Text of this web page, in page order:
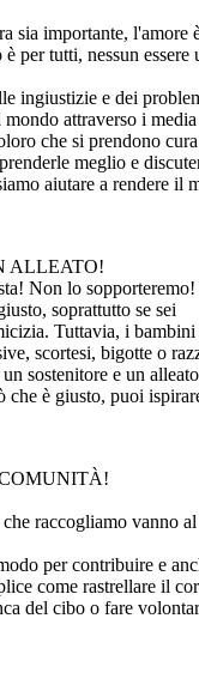
sia importante, l'amore
per tutti, nessun essere
ingiustizie e dei
attraverso i
che si prendono
meglio e
aiutare a rendere il
ALLEATO!
Non lo sopporteremo!
soprattutto se sei
Tuttavia, i bambini
scortesi, bigotte o
sostenitore e un alleato
che è giusto, puoi
raccogliamo vanno al
per contribuire e
come rastrellare il
del cibo o fare